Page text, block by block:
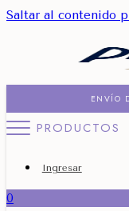
Saltar al contenido
ENVÍO
PRODUCTOS
Ingresar
0